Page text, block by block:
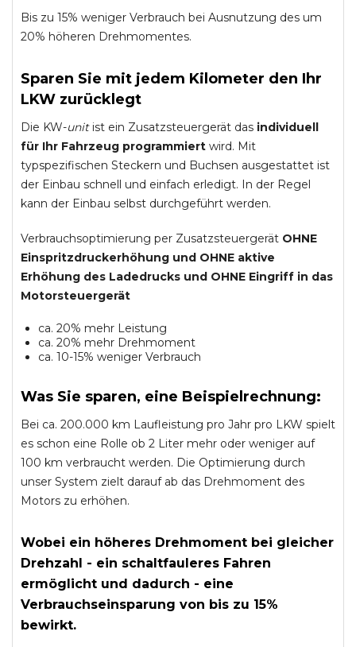
Bis zu 15% weniger Verbrauch bei Ausnutzung des um
20% höheren Drehmomentes.
Sparen Sie mit jedem Kilometer den Ihr
LKW zurücklegt
Die KW-unitist ein Zusatzsteuergerät das individuell
für Ihr Fahrzeug programmiert wird. Mit
typspezifischen Steckern und Buchsen ausgestattet ist
der Einbau schnell und einfach erledigt. In der Regel
kann der Einbau selbst durchgeführt werden.
Verbrauchsoptimierung per Zusatzsteuergerät OHNE
Einspritzdruckerhöhung und OHNE aktive
Erhöhung des Ladedrucks und OHNE Eingriff in das
Motorsteuergerät
ca. 20% mehr Leistung
ca. 20% mehr Drehmoment
ca. 10-15% weniger Verbrauch
Was Sie sparen, eine Beispielrechnung:
Bei ca. 200.000 km Laufleistung pro Jahr pro LKW spielt
es schon eine Rolle ob 2 Liter mehr oder weniger auf
100 km verbraucht werden. Die Optimierung durch
unser System zielt darauf ab das Drehmoment des
Motors zu erhöhen.
Wobei ein höheres Drehmoment bei gleicher
Drehzahl - ein schaltfauleres Fahren
ermöglicht und dadurch - eine
Verbrauchseinsparung von bis zu 15%
bewirkt.